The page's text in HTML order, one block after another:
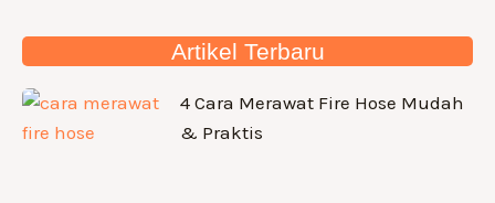
Artikel Terbaru
4 Cara Merawat Fire Hose Mudah
& Praktis